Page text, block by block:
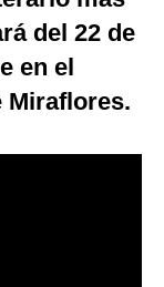
del 22 de
en el
Miraflores.